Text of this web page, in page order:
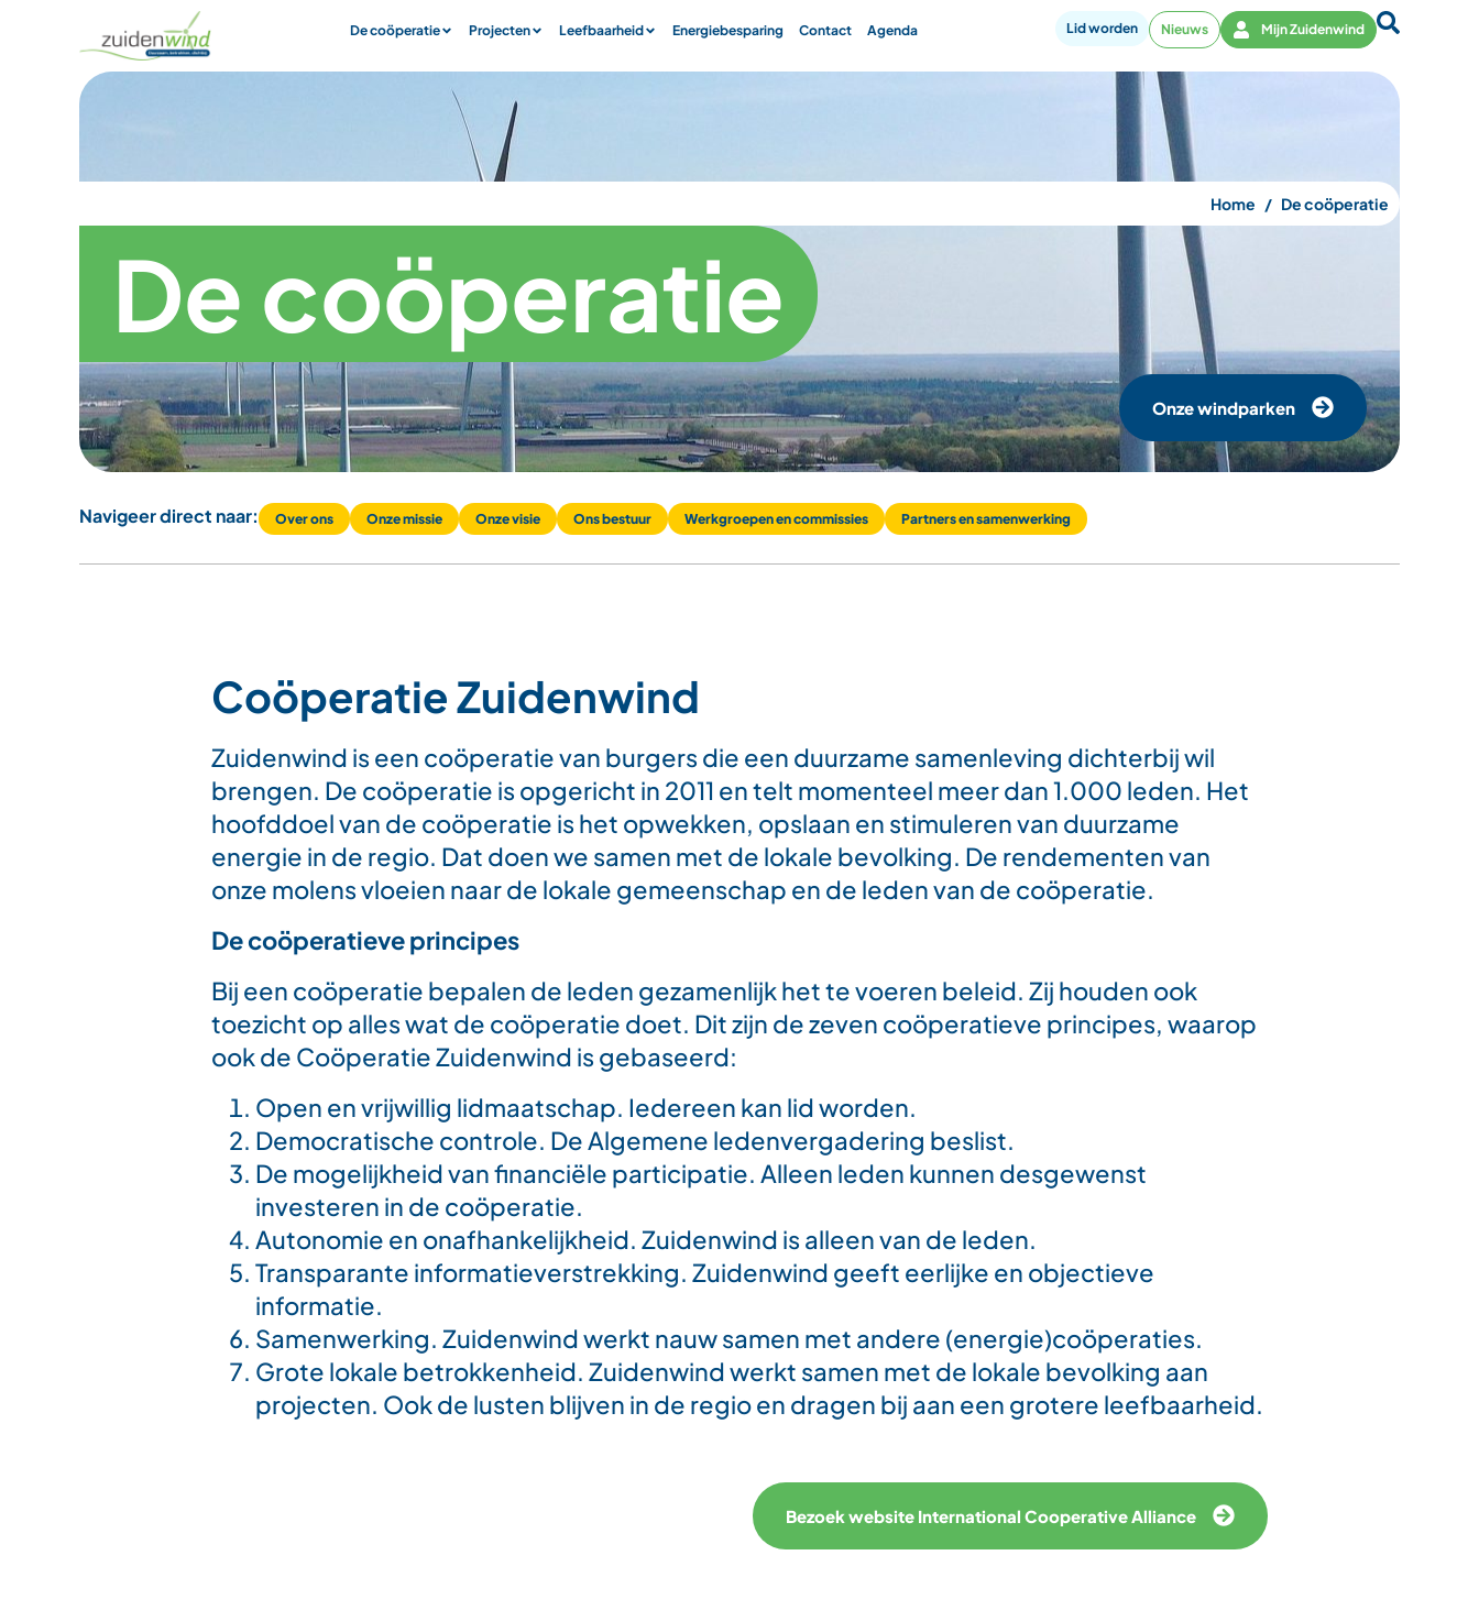
De coöperatie Projecten Leefbaarheid Energiebesparing Contact Agenda Lid worden Nieuws Mijn Zuidenwind
Home De coöperatie
De coöperatie
Onze windparken
Navigeer direct naar: Over ons Onze missie Onze visie Ons bestuur Werkgroepen en commissies Partners en samenwerking
Coöperatie Zuidenwind
Zuidenwind is een coöperatie van burgers die een duurzame samenleving dichterbij wil
brengen. De coöperatie is opgericht in 2011 en telt momenteel meer dan 1.000 leden. Het
hoofddoel van de coöperatie is het opwekken, opslaan en stimuleren van duurzame
energie in de regio. Dat doen we samen met de lokale bevolking. De rendementen van
onze molens vloeien naar de lokale gemeenschap en de leden van de coöperatie.
De coöperatieve principes
Bij een coöperatie bepalen de leden gezamenlijk het te voeren beleid. Zij houden ook
toezicht op alles wat de coöperatie doet. Dit zijn de zeven coöperatieve principes, waarop
ook de Coöperatie Zuidenwind is gebaseerd:
Open en vrijwillig lidmaatschap. Iedereen kan lid worden.
Democratische controle. De Algemene ledenvergadering beslist.
De mogelijkheid van financiële participatie. Alleen leden kunnen desgewenst
investeren in de coöperatie.
Autonomie en onafhankelijkheid. Zuidenwind is alleen van de leden.
Transparante informatieverstrekking. Zuidenwind geeft eerlijke en objectieve
informatie.
Samenwerking. Zuidenwind werkt nauw samen met andere (energie)coöperaties.
Grote lokale betrokkenheid. Zuidenwind werkt samen met de lokale bevolking aan
projecten. Ook de lusten blijven in de regio en dragen bij aan een grotere leefbaarheid.
Bezoek website International Cooperative Alliance